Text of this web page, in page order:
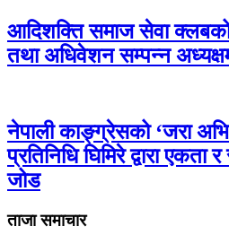
आदिशक्ति समाज सेवा क्लबको
तथा अधिवेशन सम्पन्न
नेपाली काङ्ग्रेसको ‘जरा
प्रतिनिधि घिमिरे द्वारा
जोड
ताजा समाचार